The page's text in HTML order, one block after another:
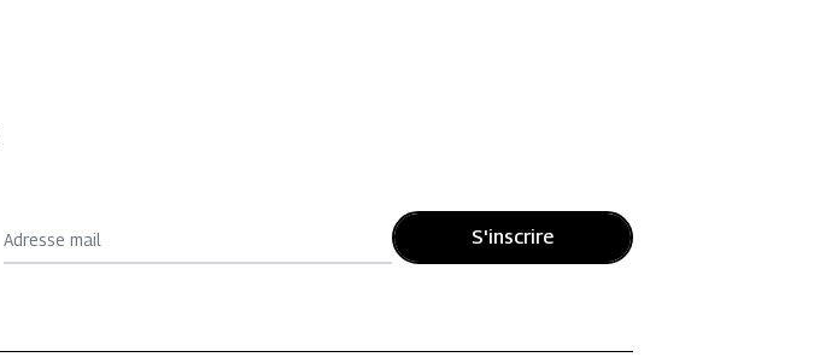
Adresse mail S'inscrire